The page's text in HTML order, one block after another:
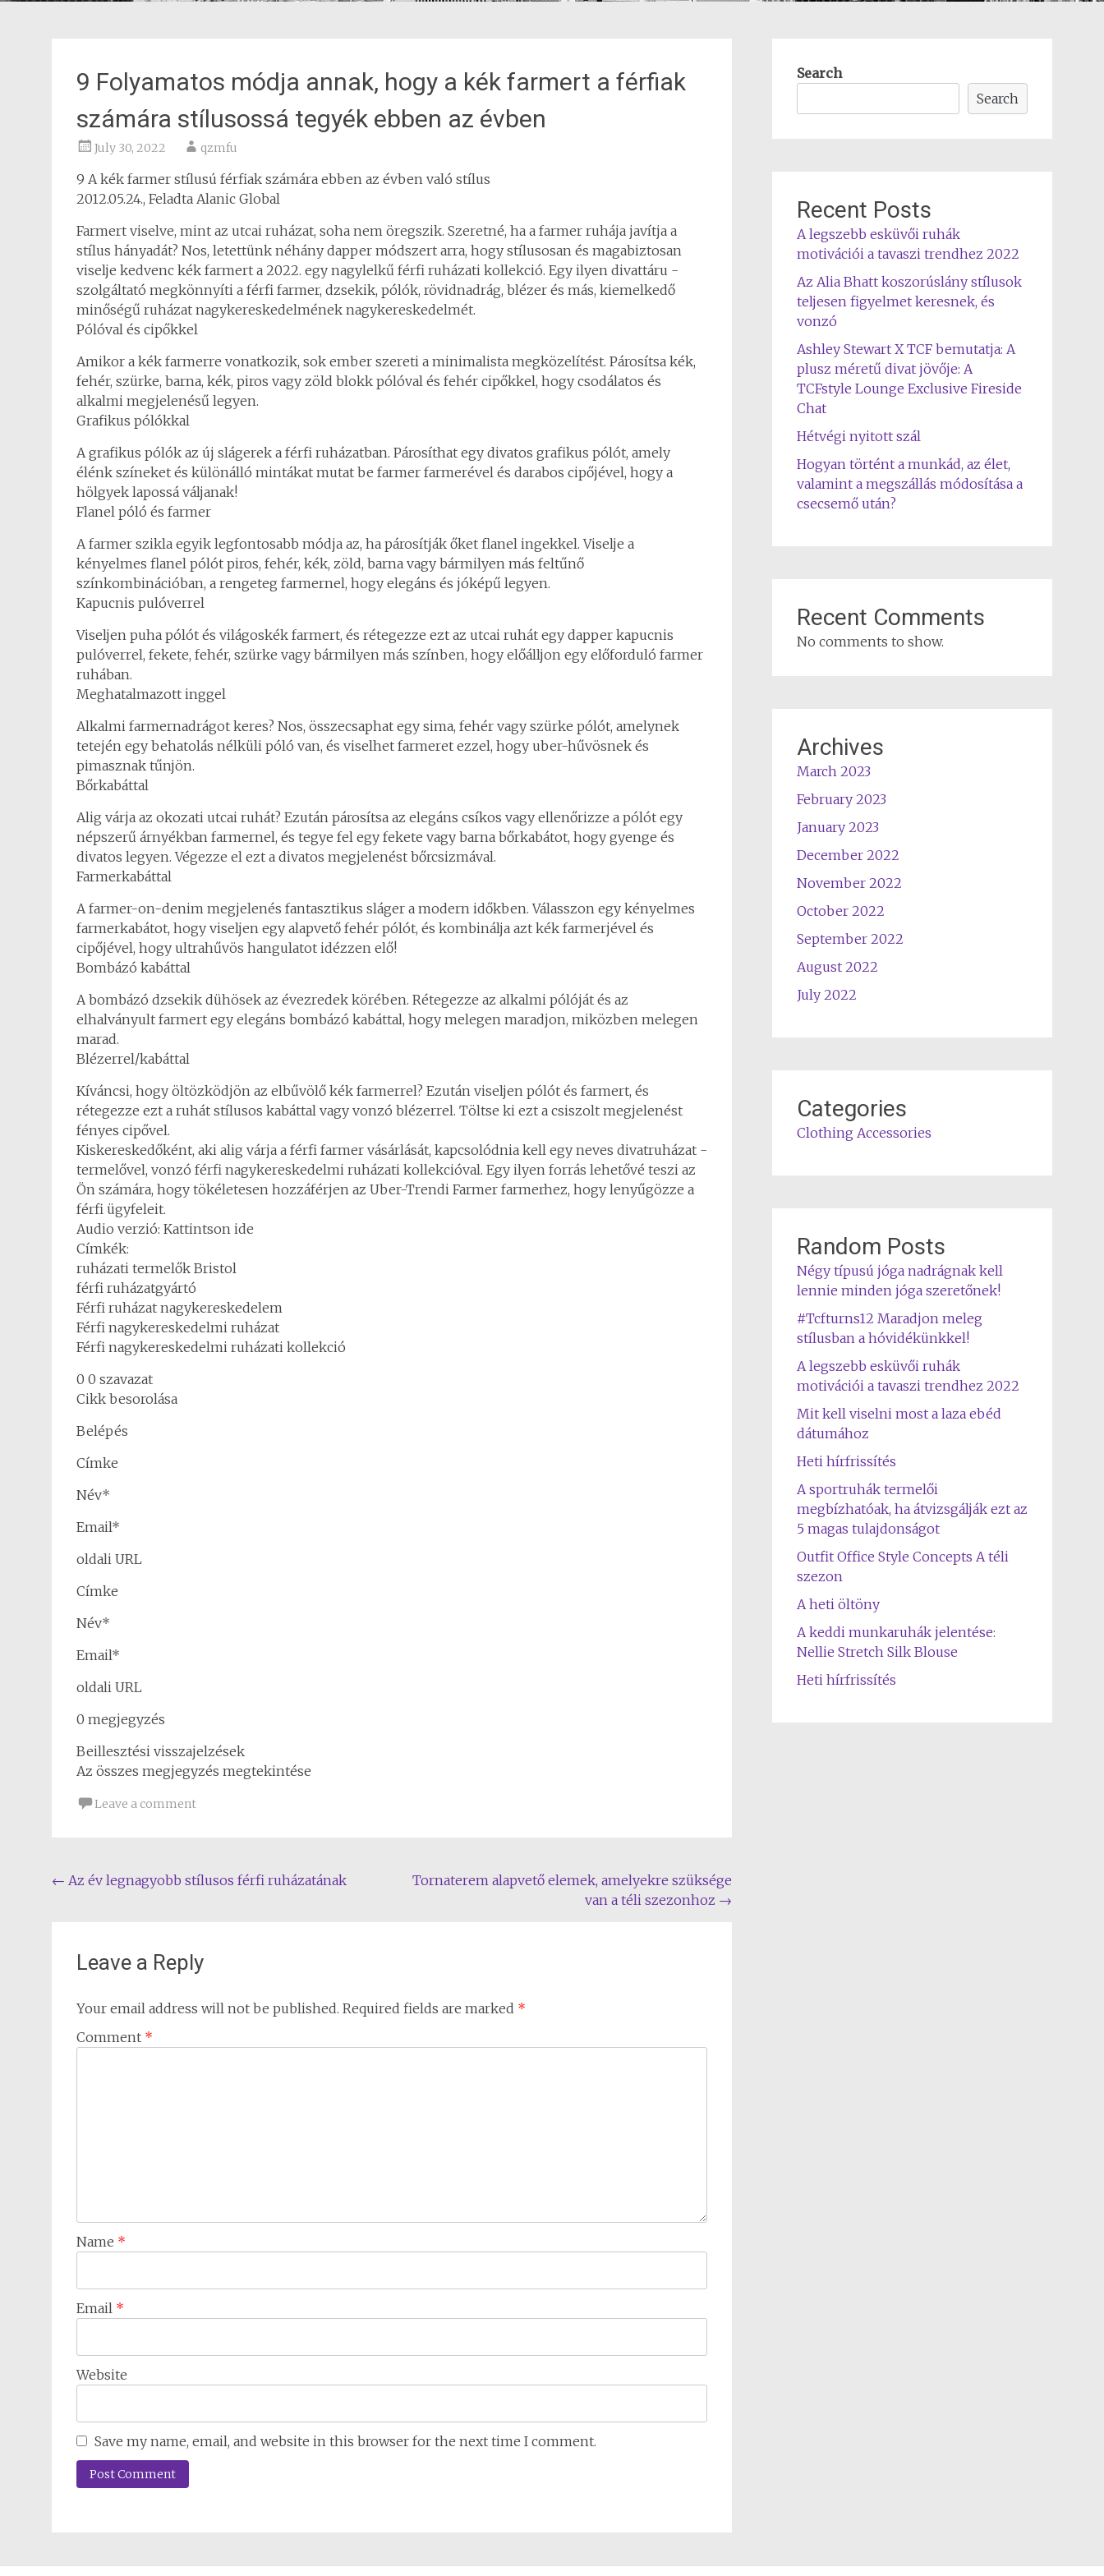
9 Folyamatos módja annak, hogy a kék farmert a férfiak
számára stílusossá tegyék ebben az évben
July 30, 2022 qzmfu
9 A kék farmer stílusú férfiak számára ebben az évben való stílus
2012.05.24., Feladta Alanic Global
Farmert viselve, mint az utcai ruházat, soha nem öregszik. Szeretné, ha a farmer ruhája javítja a
stílus hányadát? Nos, letettünk néhány dapper módszert arra, hogy stílusosan és magabiztosan
viselje kedvenc kék farmert a 2022. egy nagylelkű férfi ruházati kollekció. Egy ilyen divattáru -
szolgáltató megkönnyíti a férfi farmer, dzsekik, pólók, rövidnadrág, blézer és más, kiemelkedő
minőségű ruházat nagykereskedelmének nagykereskedelmét.
Pólóval és cipőkkel
Amikor a kék farmerre vonatkozik, sok ember szereti a minimalista megközelítést. Párosítsa kék,
fehér, szürke, barna, kék, piros vagy zöld blokk pólóval és fehér cipőkkel, hogy csodálatos és
alkalmi megjelenésű legyen.
Grafikus pólókkal
A grafikus pólók az új slágerek a férfi ruházatban. Párosíthat egy divatos grafikus pólót, amely
élénk színeket és különálló mintákat mutat be farmer farmerével és darabos cipőjével, hogy a
hölgyek lapossá váljanak!
Flanel póló és farmer
A farmer szikla egyik legfontosabb módja az, ha párosítják őket flanel ingekkel. Viselje a
kényelmes flanel pólót piros, fehér, kék, zöld, barna vagy bármilyen más feltűnő
színkombinációban, a rengeteg farmernel, hogy elegáns és jóképű legyen.
Kapucnis pulóverrel
Viseljen puha pólót és világoskék farmert, és rétegezze ezt az utcai ruhát egy dapper kapucnis
pulóverrel, fekete, fehér, szürke vagy bármilyen más színben, hogy előálljon egy előforduló farmer
ruhában.
Meghatalmazott inggel
Alkalmi farmernadrágot keres? Nos, összecsaphat egy sima, fehér vagy szürke pólót, amelynek
tetején egy behatolás nélküli póló van, és viselhet farmeret ezzel, hogy uber-hűvösnek és
pimasznak tűnjön.
Bőrkabáttal
Alig várja az okozati utcai ruhát? Ezután párosítsa az elegáns csíkos vagy ellenőrizze a pólót egy
népszerű árnyékban farmernel, és tegye fel egy fekete vagy barna bőrkabátot, hogy gyenge és
divatos legyen. Végezze el ezt a divatos megjelenést bőrcsizmával.
Farmerkabáttal
A farmer-on-denim megjelenés fantasztikus sláger a modern időkben. Válasszon egy kényelmes
farmerkabátot, hogy viseljen egy alapvető fehér pólót, és kombinálja azt kék farmerjével és
cipőjével, hogy ultrahűvös hangulatot idézzen elő!
Bombázó kabáttal
A bombázó dzsekik dühösek az évezredek körében. Rétegezze az alkalmi pólóját és az
elhalványult farmert egy elegáns bombázó kabáttal, hogy melegen maradjon, miközben melegen
marad.
Blézerrel/kabáttal
Kíváncsi, hogy öltözködjön az elbűvölő kék farmerrel? Ezután viseljen pólót és farmert, és
rétegezze ezt a ruhát stílusos kabáttal vagy vonzó blézerrel. Töltse ki ezt a csiszolt megjelenést
fényes cipővel.
Kiskereskedőként, aki alig várja a férfi farmer vásárlását, kapcsolódnia kell egy neves divatruházat -
termelővel, vonzó férfi nagykereskedelmi ruházati kollekcióval. Egy ilyen forrás lehetővé teszi az
Ön számára, hogy tökéletesen hozzáférjen az Uber-Trendi Farmer farmerhez, hogy lenyűgözze a
férfi ügyfeleit.
Audio verzió: Kattintson ide
Címkék:
ruházati termelők Bristol
férfi ruházatgyártó
Férfi ruházat nagykereskedelem
Férfi nagykereskedelmi ruházat
Férfi nagykereskedelmi ruházati kollekció
0 0 szavazat
Cikk besorolása
Belépés
Címke
Név*
Email*
oldali URL
Címke
Név*
Email*
oldali URL
0 megjegyzés
Beillesztési visszajelzések
Az összes megjegyzés megtekintése
Leave a comment
Post
← Az év legnagyobb stílusos férfi ruházatának
Tornaterem alapvető elemek, amelyekre szüksége
van a téli szezonhoz →
Leave a Reply
Your email address will not be published. Required fields are marked *
Comment *
Name *
Email *
Website
Save my name, email, and website in this browser for the next time I comment.
Search
Search
Recent Posts
A legszebb esküvői ruhák
motivációi a tavaszi trendhez 2022
Az Alia Bhatt koszorúslány stílusok
teljesen figyelmet keresnek, és
vonzó
Ashley Stewart X TCF bemutatja: A
plusz méretű divat jövője: A
TCFstyle Lounge Exclusive Fireside
Chat
Hétvégi nyitott szál
Hogyan történt a munkád, az élet,
valamint a megszállás módosítása a
csecsemő után?
Recent Comments
No comments to show.
Archives
March 2023
February 2023
January 2023
December 2022
November 2022
October 2022
September 2022
August 2022
July 2022
Categories
Clothing Accessories
Random Posts
Négy típusú jóga nadrágnak kell
lennie minden jóga szeretőnek!
#Tcfturns12 Maradjon meleg
stílusban a hóvidékünkkel!
A legszebb esküvői ruhák
motivációi a tavaszi trendhez 2022
Mit kell viselni most a laza ebéd
dátumához
Heti hírfrissítés
A sportruhák termelői
megbízhatóak, ha átvizsgálják ezt az
5 magas tulajdonságot
Outfit Office Style Concepts A téli
szezon
A heti öltöny
A keddi munkaruhák jelentése:
Nellie Stretch Silk Blouse
Heti hírfrissítés